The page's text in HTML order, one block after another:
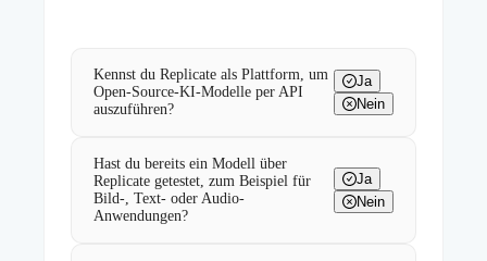
Kennst du Replicate als Plattform, um
Open-Source-KI-Modelle per API
auszuführen?
Ja
Nein
Hast du bereits ein Modell über
Replicate getestet, zum Beispiel für
Bild-, Text- oder Audio-
Anwendungen?
Ja
Nein